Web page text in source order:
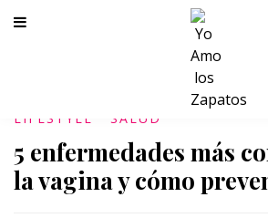
LIFESTYLE SALUD
5 enfermedades más
la vagina y cómo